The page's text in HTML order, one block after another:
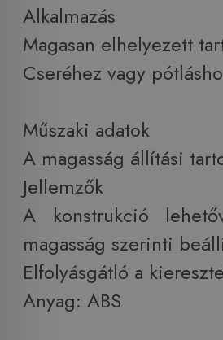
Alkalmazás
Magasan elhelyezett
Cseréhez vagy
Műszaki adatok
A magasság állítási
Jellemzők
A konstrukció
magasság szerinti
Elfolyásgátló a
Anyag: ABS